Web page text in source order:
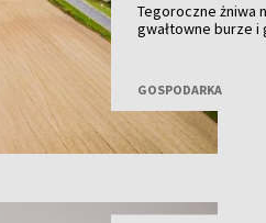
Tegoroczne żniwa
gwałtowne burze i
zbiorów, ale także
GOSPODARKA